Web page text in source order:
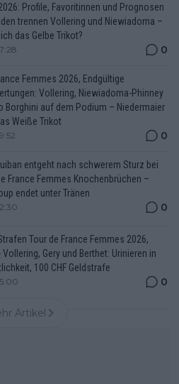
Profile, Favoritinnen und Prognosen
trennen Vollering und Niewiadoma –
das Gelbe Trikot?
0
Femmes 2026, Endgültige
Vollering, Niewiadoma-Phinney
Borghini auf dem Podium – Niedermaier
Weiße Trikot
0
entgeht nach schwerem Sturz bei
France Femmes Knochenbrüchen –
endet unter Tränen
0
Tour de France Femmes 2026,
Vollering, Gery und Berthet: Urinieren in
100 CHF Geldstrafe
0
Artikel